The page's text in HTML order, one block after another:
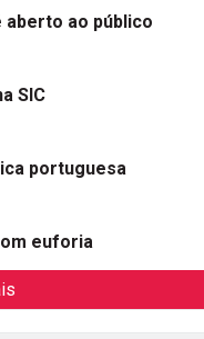
aberto ao público
SIC
portuguesa
euforia